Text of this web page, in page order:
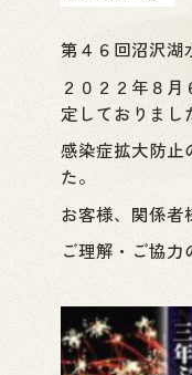
第４６回沼沢湖
２０２２年８
定しておりまし
感染症拡大防止
た。
お客様、関係者
ご理解・ご協力